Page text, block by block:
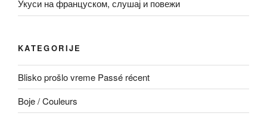
Укуси на француском, слушај и повежи
KATEGORIJE
Blisko prošlo vreme Passé récent
Boje / Couleurs